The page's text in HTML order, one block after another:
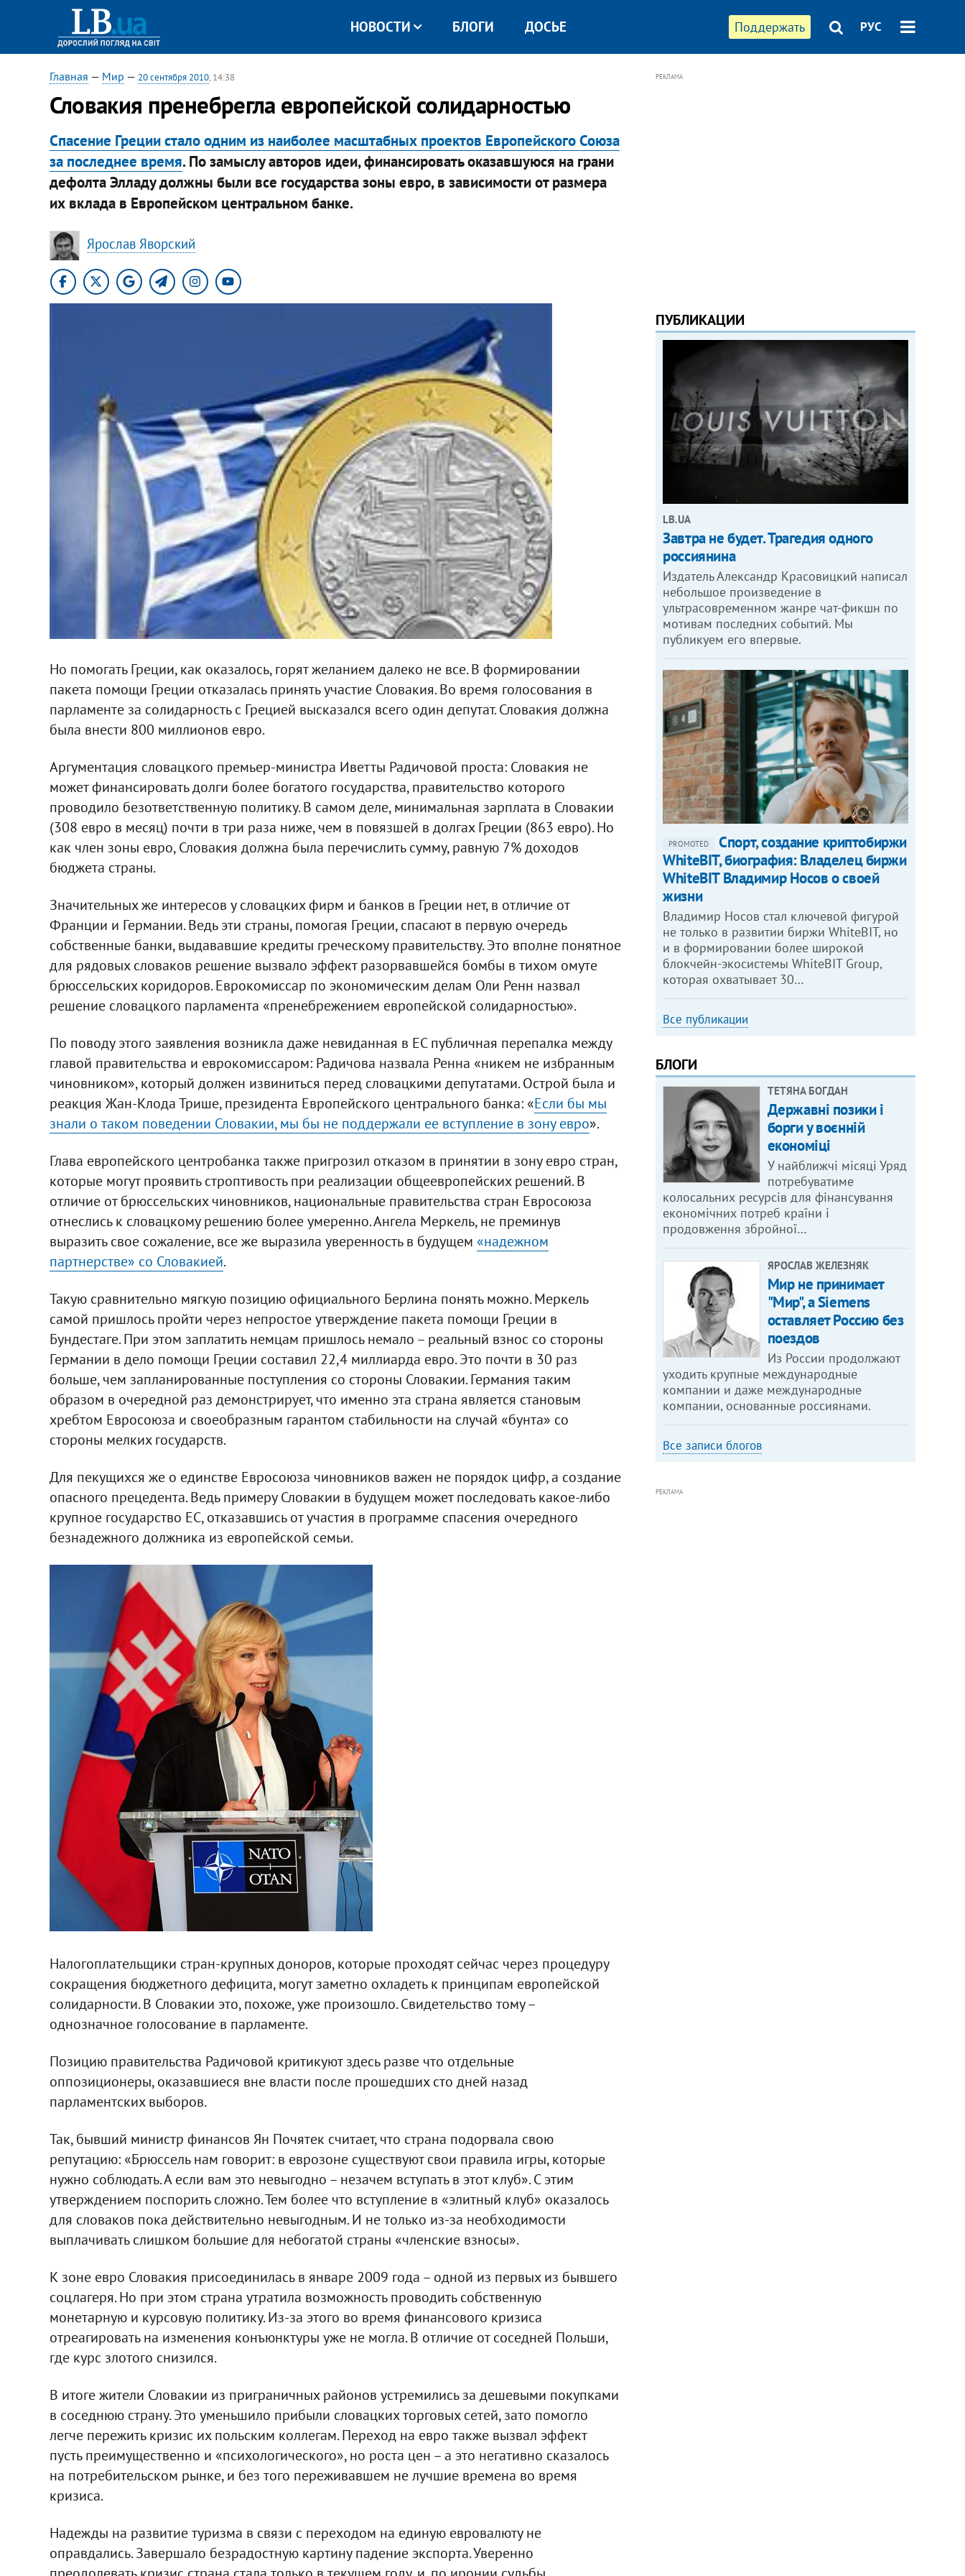
Поддержать РУС
НОВОСТИ БЛОГИ ДОСЬЕ
Главная — Мир — 20 сентября 2010, 14:38
Словакия пренебрегла европейской солидарностью
Спасение Греции стало одним из наиболее масштабных проектов Европейского Союза
за последнее время. По замыслу авторов идеи, финансировать оказавшуюся на грани
дефолта Элладу должны были все государства зоны евро, в зависимости от размера
их вклада в Европейском центральном банке.
Ярослав Яворский
Но помогать Греции, как оказалось, горят желанием далеко не все. В формировании
пакета помощи Греции отказалась принять участие Словакия. Во время голосования в
парламенте за солидарность с Грецией высказался всего один депутат. Словакия должна
была внести 800 миллионов евро.
Аргументация словацкого премьер-министра Иветты Радичовой проста: Словакия не
может финансировать долги более богатого государства, правительство которого
проводило безответственную политику. В самом деле, минимальная зарплата в Словакии
(308 евро в месяц) почти в три раза ниже, чем в повязшей в долгах Греции (863 евро). Но
как член зоны евро, Словакия должна была перечислить сумму, равную 7% доходов
бюджета страны.
Значительных же интересов у словацких фирм и банков в Греции нет, в отличие от
Франции и Германии. Ведь эти страны, помогая Греции, спасают в первую очередь
собственные банки, выдававшие кредиты греческому правительству. Это вполне понятное
для рядовых словаков решение вызвало эффект разорвавшейся бомбы в тихом омуте
брюссельских коридоров. Еврокомиссар по экономическим делам Оли Ренн назвал
решение словацкого парламента «пренебрежением европейской солидарностью».
По поводу этого заявления возникла даже невиданная в ЕС публичная перепалка между
главой правительства и еврокомиссаром: Радичова назвала Ренна «никем не избранным
чиновником», который должен извиниться перед словацкими депутатами. Острой была и
реакция Жан-Клода Трише, президента Европейского центрального банка: «Если бы мы
знали о таком поведении Словакии, мы бы не поддержали ее вступление в зону евро».
Глава европейского центробанка также пригрозил отказом в принятии в зону евро стран,
которые могут проявить строптивость при реализации общеевропейских решений. В
отличие от брюссельских чиновников, национальные правительства стран Евросоюза
отнеслись к словацкому решению более умеренно. Ангела Меркель, не преминув
выразить свое сожаление, все же выразила уверенность в будущем «надежном
партнерстве» со Словакией.
Такую сравнительно мягкую позицию официального Берлина понять можно. Меркель
самой пришлось пройти через непростое утверждение пакета помощи Греции в
Бундестаге. При этом заплатить немцам пришлось немало – реальный взнос со стороны
Германии в дело помощи Греции составил 22,4 миллиарда евро. Это почти в 30 раз
больше, чем запланированные поступления со стороны Словакии. Германия таким
образом в очередной раз демонстрирует, что именно эта страна является становым
хребтом Евросоюза и своеобразным гарантом стабильности на случай «бунта» со
стороны мелких государств.
Для пекущихся же о единстве Евросоюза чиновников важен не порядок цифр, а создание
опасного прецедента. Ведь примеру Словакии в будущем может последовать какое-либо
крупное государство ЕС, отказавшись от участия в программе спасения очередного
безнадежного должника из европейской семьи.
Налогоплательщики стран-крупных доноров, которые проходят сейчас через процедуру
сокращения бюджетного дефицита, могут заметно охладеть к принципам европейской
солидарности. В Словакии это, похоже, уже произошло. Свидетельство тому –
однозначное голосование в парламенте.
Позицию правительства Радичовой критикуют здесь разве что отдельные
оппозиционеры, оказавшиеся вне власти после прошедших сто дней назад
парламентских выборов.
Так, бывший министр финансов Ян Почятек считает, что страна подорвала свою
репутацию: «Брюссель нам говорит: в еврозоне существуют свои правила игры, которые
нужно соблюдать. А если вам это невыгодно – незачем вступать в этот клуб». С этим
утверждением поспорить сложно. Тем более что вступление в «элитный клуб» оказалось
для словаков пока действительно невыгодным. И не только из-за необходимости
выплачивать слишком большие для небогатой страны «членские взносы».
К зоне евро Словакия присоединилась в январе 2009 года – одной из первых из бывшего
соцлагеря. Но при этом страна утратила возможность проводить собственную
монетарную и курсовую политику. Из-за этого во время финансового кризиса
отреагировать на изменения конъюнктуры уже не могла. В отличие от соседней Польши,
где курс злотого снизился.
В итоге жители Словакии из приграничных районов устремились за дешевыми покупками
в соседнюю страну. Это уменьшило прибыли словацких торговых сетей, зато помогло
легче пережить кризис их польским коллегам. Переход на евро также вызвал эффект
пусть преимущественно и «психологического», но роста цен – а это негативно сказалось
на потребительском рынке, и без того переживавшем не лучшие времена во время
кризиса.
Надежды на развитие туризма в связи с переходом на единую евровалюту не
оправдались. Завершало безрадостную картину падение экспорта. Уверенно
РЕКЛАМА
ПУБЛИКАЦИИ
LB.UA
Завтра не будет. Трагедия одного
россиянина
Издатель Александр Красовицкий написал
небольшое произведение в
ультрасовременном жанре чат-фикшн по
мотивам последних событий. Мы
публикуем его впервые.
PROMOTED
Спорт, создание криптобиржи
WhiteBIT, биография: Владелец биржи
WhiteBIT Владимир Носов о своей
жизни
Владимир Носов стал ключевой фигурой
не только в развитии биржи WhiteBIT, но
и в формировании более широкой
блокчейн-экосистемы WhiteBIT Group,
которая охватывает 30…
Все публикации
БЛОГИ
ТЕТЯНА БОГДАН
Державні позики і
борги у воєнній
економіці
У найближчі місяці Уряд
потребуватиме
колосальних ресурсів для фінансування
економічних потреб країни і
продовження збройної…
ЯРОСЛАВ ЖЕЛЕЗНЯК
Мир не принимает
"Мир", а Siemens
оставляет Россию без
поездов
Из России продолжают
уходить крупные международные
компании и даже международные
компании, основанные россиянами.
Все записи блогов
РЕКЛАМА